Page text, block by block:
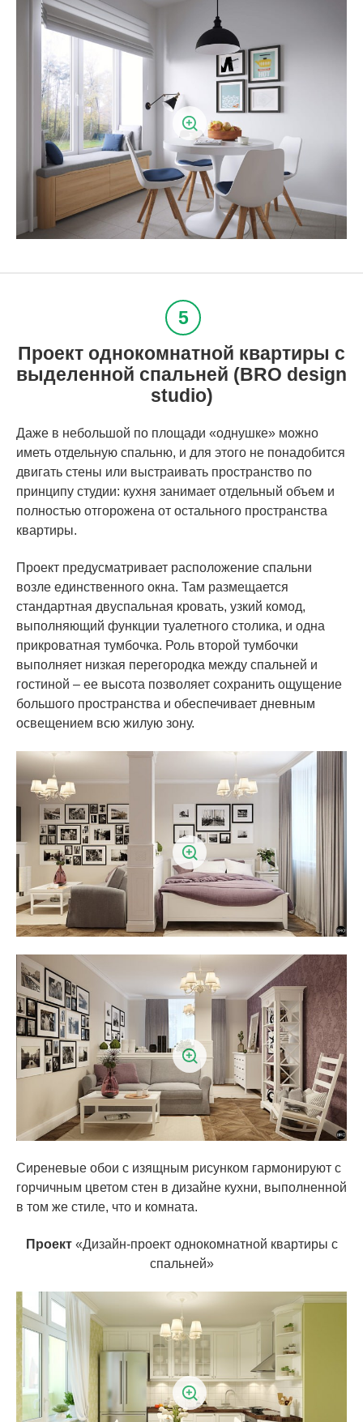
Проект однокомнатной квартиры с
выделенной спальней (BRO design
studio)
Даже в небольшой по площади «однушке» можно
иметь отдельную спальню, и для этого не понадобится
двигать стены или выстраивать пространство по
принципу студии: кухня занимает отдельный объем и
полностью отгорожена от остального пространства
квартиры.
Проект предусматривает расположение спальни
возле единственного окна. Там размещается
стандартная двуспальная кровать, узкий комод,
выполняющий функции туалетного столика, и одна
прикроватная тумбочка. Роль второй тумбочки
выполняет низкая перегородка между спальней и
гостиной – ее высота позволяет сохранить ощущение
большого пространства и обеспечивает дневным
освещением всю жилую зону.
Сиреневые обои с изящным рисунком гармонируют с
горчичным цветом стен в дизайне кухни, выполненной
в том же стиле, что и комната.
Проект«Дизайн-проект однокомнатной квартиры с
спальней»